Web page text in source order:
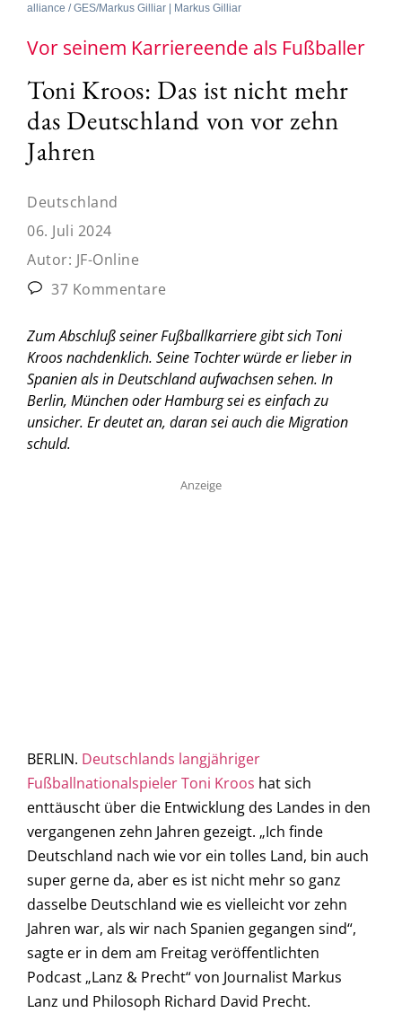
alliance / GES/Markus Gilliar | Markus Gilliar
Vor seinem Karriereende als Fußballer
Toni Kroos: Das ist nicht mehr
das Deutschland von vor zehn
Jahren
Deutschland
06. Juli 2024
Autor: JF-Online
37 Kommentare
Zum Abschluß seiner Fußballkarriere gibt sich Toni
Kroos nachdenklich. Seine Tochter würde er lieber in
Spanien als in Deutschland aufwachsen sehen. In
Berlin, München oder Hamburg sei es einfach zu
unsicher. Er deutet an, daran sei auch die Migration
schuld.
Anzeige
BERLIN. Deutschlands langjähriger
Fußballnationalspieler Toni Kroos hat sich
enttäuscht über die Entwicklung des Landes in den
vergangenen zehn Jahren gezeigt. „Ich finde
Deutschland nach wie vor ein tolles Land, bin auch
super gerne da, aber es ist nicht mehr so ganz
dasselbe Deutschland wie es vielleicht vor zehn
Jahren war, als wir nach Spanien gegangen sind“,
sagte er in dem am Freitag veröffentlichten
Podcast „Lanz & Precht“ von Journalist Markus
Lanz und Philosoph Richard David Precht.